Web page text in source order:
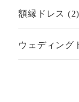
額縁ドレス (2)
ウェディング